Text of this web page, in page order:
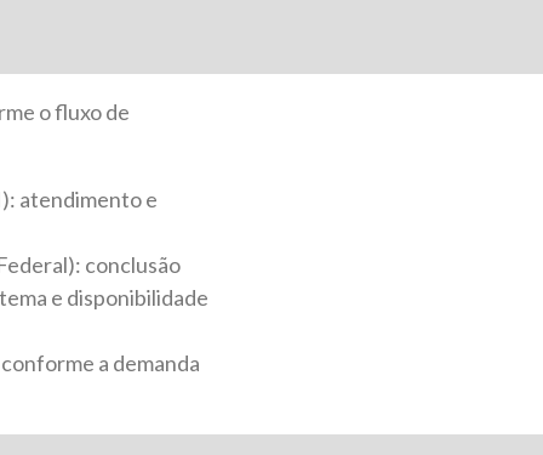
o fluxo de
atendimento e
conclusão
e disponibilidade
a demanda